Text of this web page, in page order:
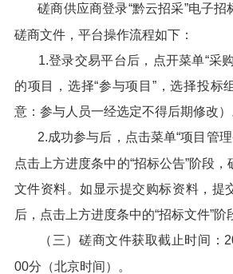
磋商供应商登录“黔云招采”电子
磋商文件，平台操作流程如下：
1.登录交易平台后，点开菜单“采
的项目，选择“参与项目”，选择投标
意：参与人员一经选定不得后期修改）
2.成功参与后，点击菜单“项目管理
点击上方进度条中的“招标公告”阶段
文件资料。如显示提交购标资料，提
后，点击上方进度条中的“招标文件”阶
（三）磋商文件获取截止时间：
00分（北京时间）。